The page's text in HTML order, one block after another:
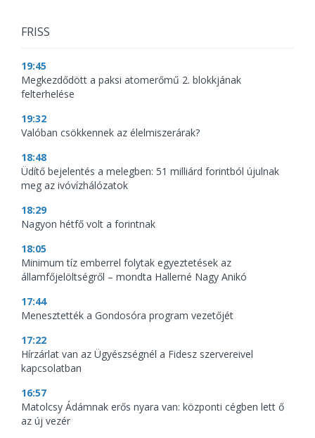
FRISS
19:45
Megkezdődött a paksi atomerőmű 2. blokkjának
felterhelése
19:32
Valóban csökkennek az élelmiszerárak?
18:48
Üdítő bejelentés a melegben: 51 milliárd forintból újulnak
meg az ivóvízhálózatok
18:29
Nagyon hétfő volt a forintnak
18:05
Minimum tíz emberrel folytak egyeztetések az
államfőjelöltségről – mondta Hallerné Nagy Anikó
17:44
Menesztették a Gondosóra program vezetőjét
17:22
Hírzárlat van az Ügyészségnél a Fidesz szervereivel
kapcsolatban
16:57
Matolcsy Ádámnak erős nyara van: központi cégben lett ő
az új vezér